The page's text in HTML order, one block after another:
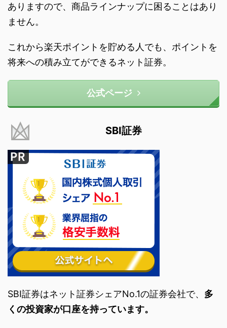
ありますので、商品ラインナップに困ることはあり
ません。
これから楽天ポイントを貯める人でも、ポイントを
将来への積み立てができるネット証券。
公式ページ
SBI証券
SBI証券はネット証券シェアNo.1の証券会社で、 多
くの投資家が口座を持っています。